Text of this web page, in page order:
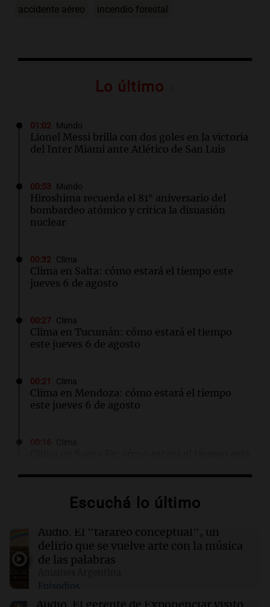
accidente aéreo incendio forestal
Lo último
01:02 Mundo
Lionel Messi brilla con dos goles en la victoria
del Inter Miami ante Atlético de San Luis
00:53 Mundo
Hiroshima recuerda el 81° aniversario del
bombardeo atómico y critica la disuasión
nuclear
00:32 Clima
Clima en Salta: cómo estará el tiempo este
jueves 6 de agosto
00:27 Clima
Clima en Tucumán: cómo estará el tiempo
este jueves 6 de agosto
00:21 Clima
Clima en Mendoza: cómo estará el tiempo
este jueves 6 de agosto
Clima
jueves 6 de agosto
00:05 Clima
jueves 6 de agosto
Escuchá lo último
Audio. El "tarareo conceptual", un
delirio que se vuelve arte con la música
de las palabras
Episodios
Audio. El gerente de Exponenciar visitó